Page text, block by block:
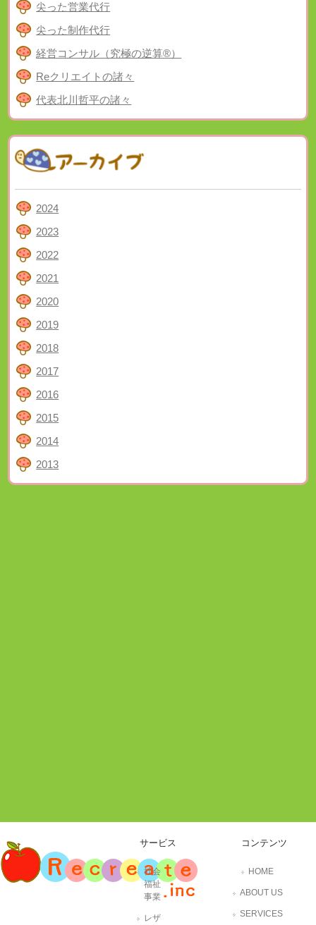
尖った営業代行
尖った制作代行
経営コンサル（究極の逆算®）
Reクリエイトの諸々
代表北川哲平の諸々
2024
2023
2022
2021
2020
2019
2018
2017
2016
2015
2014
2013
サービス
社会
福祉
事業
レザ
コンテンツ
HOME
ABOUT US
SERVICES